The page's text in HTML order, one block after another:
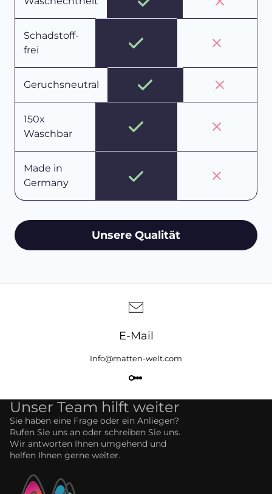
Schadstoff-
frei
Geruchsneutral
150x
Waschbar
Made in
Germany
Unsere Qualität
E-Mail
Info@matten-welt.com
Unser Team hilft weiter
Sie haben eine Frage oder ein Anliegen?
Rufen Sie uns an oder schreiben Sie uns.
Wir antworten Ihnen umgehend und
helfen Ihnen gerne weiter.